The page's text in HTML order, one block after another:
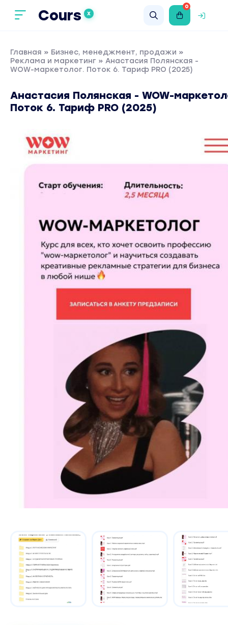
Cours X
0
Главная » Бизнес, менеджмент, продажи »
Реклама и маркетинг » Анастасия Полянская -
WOW-маркетолог. Поток 6. Тариф PRO (2025)
Анастасия Полянская - WOW-
Поток 6. Тариф PRO (2025)